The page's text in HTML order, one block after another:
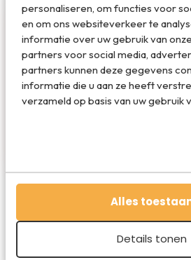
personaliseren, om functies voor
en om ons websiteverkeer te
informatie over uw gebruik van
partners voor social media,
partners kunnen deze gegevens
informatie die u aan ze heeft
verzameld op basis van uw gebruik
Alles
Details tonen
De beste reisdeals van dit